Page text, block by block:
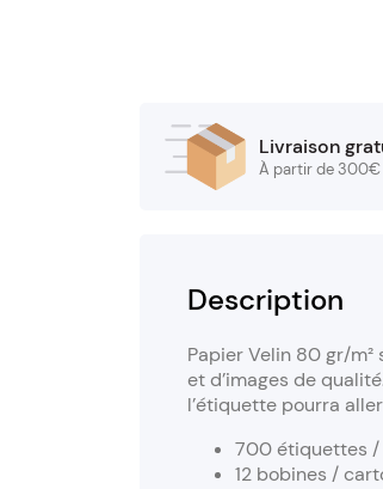
Livraison
À partir de 300€
Description
Papier Velin 80 gr/
et d’images de
l’étiquette pourra
700 étiquettes /
12 bobines /